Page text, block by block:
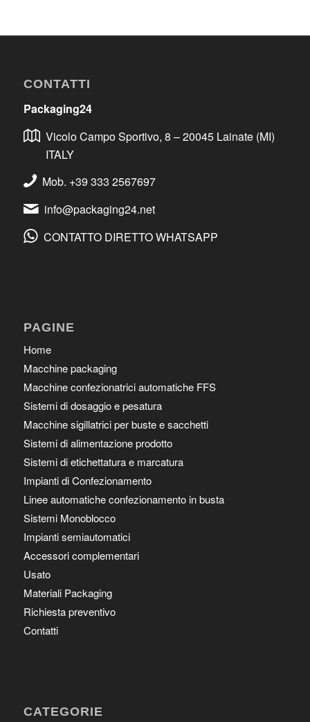
CONTATTI
Packaging24
Vicolo Campo Sportivo, 8 – 20045 Lainate (MI)
ITALY
Mob. +39 333 2567697
info@packaging24.net
CONTATTO DIRETTO WHATSAPP
PAGINE
Home
Macchine packaging
Macchine confezionatrici automatiche FFS
Sistemi di dosaggio e pesatura
Macchine sigillatrici per buste e sacchetti
Sistemi di alimentazione prodotto
Sistemi di etichettatura e marcatura
Impianti di Confezionamento
Linee automatiche confezionamento in busta
Sistemi Monoblocco
Impianti semiautomatici
Accessori complementari
Usato
Materiali Packaging
Richiesta preventivo
Contatti
CATEGORIE